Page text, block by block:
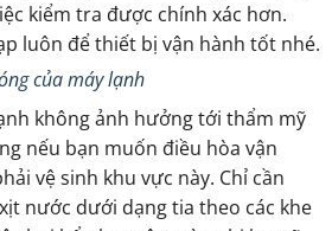
kiểm tra được chính xác hơn.
luôn để thiết bị vận hành tốt nhé.
của máy lạnh
không ảnh hưởng tới thẩm mỹ
nếu bạn muốn điều hòa vận
vệ sinh khu vực này. Chỉ cần
nước dưới dạng tia theo các khe